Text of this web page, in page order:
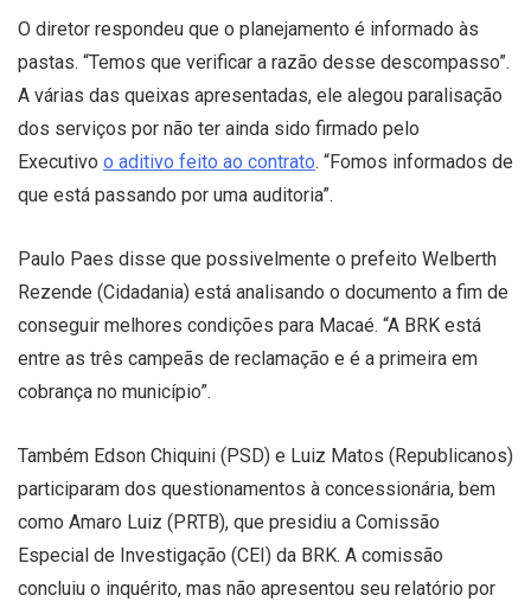
O diretor respondeu que o planejamento é informado às
pastas. “Temos que verificar a razão desse descompasso”.
A várias das queixas apresentadas, ele alegou paralisação
dos serviços por não ter ainda sido firmado pelo
Executivo o aditivo feito ao contrato. “Fomos informados de
que está passando por uma auditoria”.
Paulo Paes disse que possivelmente o prefeito Welberth
Rezende (Cidadania) está analisando o documento a fim de
conseguir melhores condições para Macaé. “A BRK está
entre as três campeãs de reclamação e é a primeira em
cobrança no município”.
Também Edson Chiquini (PSD) e Luiz Matos (Republicanos)
participaram dos questionamentos à concessionária, bem
como Amaro Luiz (PRTB), que presidiu a Comissão
Especial de Investigação (CEI) da BRK. A comissão
concluiu o inquérito, mas não apresentou seu relatório por